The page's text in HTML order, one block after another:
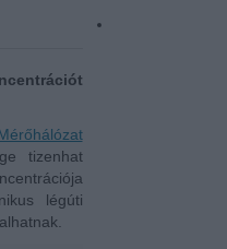
tizenhat
légúti